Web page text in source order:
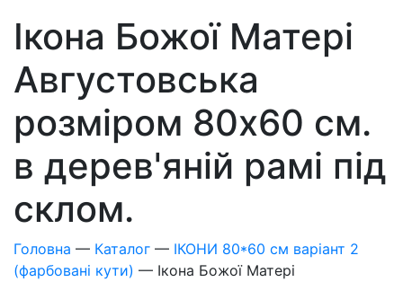
Ікона Божої Матері
Августовська
розміром 80x60 см.
в дерев'яній рамі під
склом.
Головна — Каталог — ІКОНИ 80*60 см варіант 2
(фарбовані кути) — Ікона Божої Матері